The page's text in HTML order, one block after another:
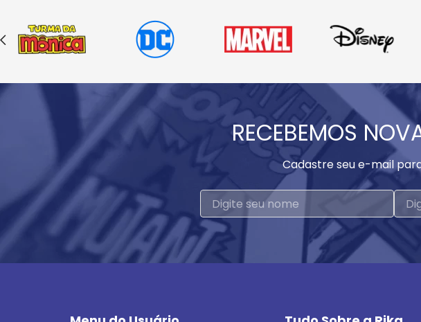
RECEBEMOS
Cadastre seu e-mail